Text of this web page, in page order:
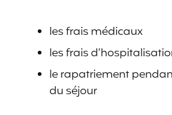
les frais médicaux
les frais
le rapatriement
du séjour